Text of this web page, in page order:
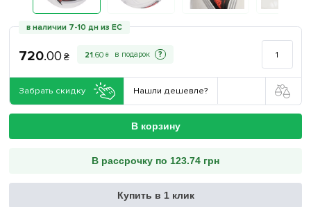
в наличии 7-10 дн из ЕС
720.00 ₴ 21.60 ₴ ?
Забрать скидку Нашли дешевле?
В корзину
В рассрочку по 123.74 грн
Купить в 1 клик